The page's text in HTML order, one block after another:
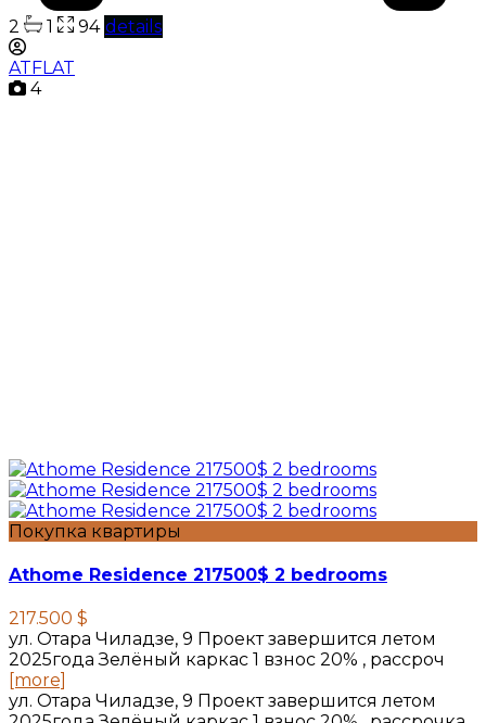
2 1 94 details
ATFLAT
4
Покупка квартиры
Athome Residence 217500$ 2 bedrooms
217.500 $
ул. Отара Чиладзе, 9 Проект завершится летом
2025года Зелёный каркас 1 взнос 20% , рассроч
[more]
ул. Отара Чиладзе, 9 Проект завершится летом